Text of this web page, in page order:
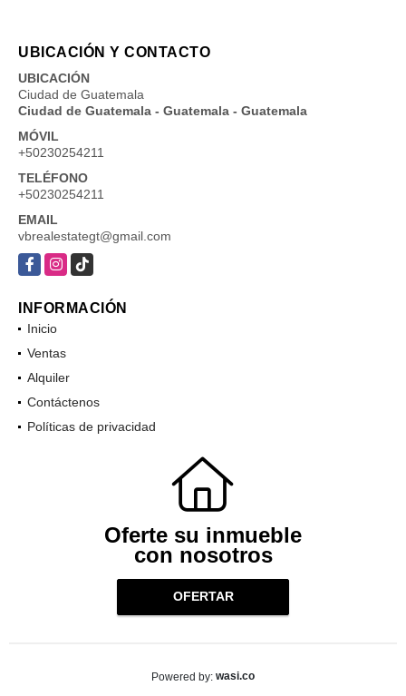
UBICACIÓN Y CONTACTO
UBICACIÓN
Ciudad de Guatemala
Ciudad de Guatemala - Guatemala - Guatemala
MÓVIL
+50230254211
TELÉFONO
+50230254211
EMAIL
vbrealestategt@gmail.com
FacebookInstagram
TikTok
INFORMACIÓN
Inicio
Ventas
Alquiler
Contáctenos
Políticas de privacidad
Oferte su inmueble
con nosotros
OFERTAR
Powered by: wasi.co